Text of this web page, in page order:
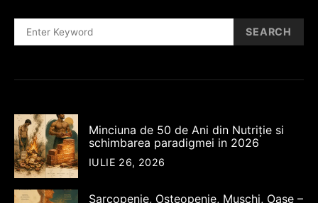
SEARCH
Minciuna de 50 de Ani din Nutriție si
schimbarea paradigmei in 2026
IULIE 26, 2026
Sarcopenie, Osteopenie, Muschi, Oase –